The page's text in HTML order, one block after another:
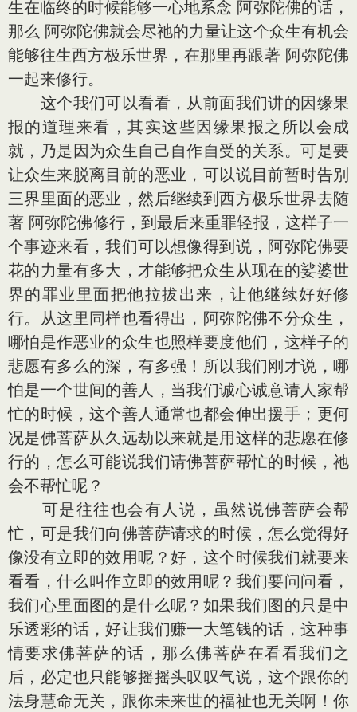
生在临终的时候能够一心地系念 阿弥陀佛的话，
那么 阿弥陀佛就会尽祂的力量让这个众生有机会
能够往生西方极乐世界，在那里再跟著 阿弥陀佛
一起来修行。
这个我们可以看看，从前面我们讲的因缘果
报的道理来看，其实这些因缘果报之所以会成
就，乃是因为众生自己自作自受的关系。可是要
让众生来脱离目前的恶业，可以说目前暂时告别
三界里面的恶业，然后继续到西方极乐世界去随
著 阿弥陀佛修行，到最后来重罪轻报，这样子一
个事迹来看，我们可以想像得到说，阿弥陀佛要
花的力量有多大，才能够把众生从现在的娑婆世
界的罪业里面把他拉拔出来，让他继续好好修
行。从这里同样也看得出，阿弥陀佛不分众生，
哪怕是作恶业的众生也照样要度他们，这样子的
悲愿有多么的深，有多强！所以我们刚才说，哪
怕是一个世间的善人，当我们诚心诚意请人家帮
忙的时候，这个善人通常也都会伸出援手；更何
况是佛菩萨从久远劫以来就是用这样的悲愿在修
行的，怎么可能说我们请佛菩萨帮忙的时候，祂
会不帮忙呢？
可是往往也会有人说，虽然说佛菩萨会帮
忙，可是我们向佛菩萨请求的时候，怎么觉得好
像没有立即的效用呢？好，这个时候我们就要来
看看，什么叫作立即的效用呢？我们要问问看，
我们心里面图的是什么呢？如果我们图的只是中
乐透彩的话，好让我们赚一大笔钱的话，这种事
情要求佛菩萨的话，那么佛菩萨在看看我们之
后，必定也只能够摇摇头叹叹气说，这个跟你的
法身慧命无关，跟你未来世的福祉也无关啊！你